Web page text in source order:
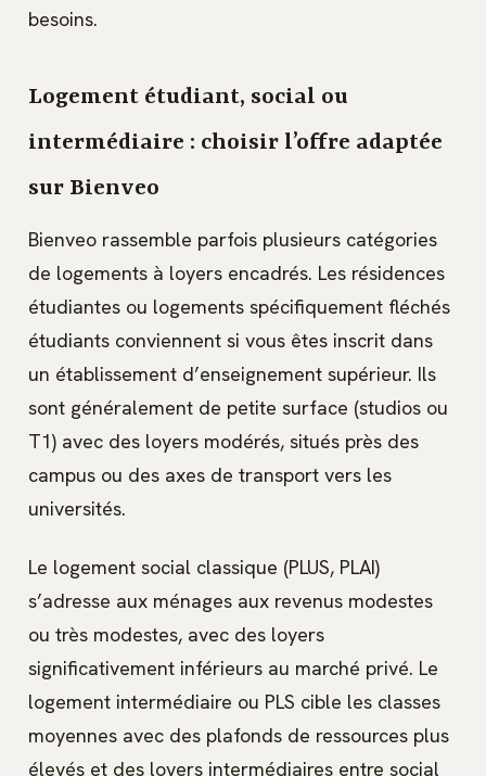
besoins.
Logement étudiant, social ou
intermédiaire : choisir l’offre adaptée
sur Bienveo
Bienveo rassemble parfois plusieurs catégories
de logements à loyers encadrés. Les résidences
étudiantes ou logements spécifiquement fléchés
étudiants conviennent si vous êtes inscrit dans
un établissement d’enseignement supérieur. Ils
sont généralement de petite surface (studios ou
T1) avec des loyers modérés, situés près des
campus ou des axes de transport vers les
universités.
Le logement social classique (PLUS, PLAI)
s’adresse aux ménages aux revenus modestes
ou très modestes, avec des loyers
significativement inférieurs au marché privé. Le
logement intermédiaire ou PLS cible les classes
moyennes avec des plafonds de ressources plus
élevés et des loyers intermédiaires entre social